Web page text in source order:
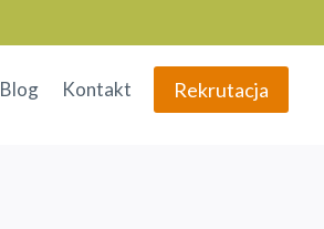
Blog Kontakt Rekrutacja